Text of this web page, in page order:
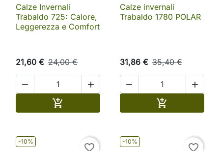
Calze Invernali
Trabaldo 725: Calore,
Leggerezza e Comfort
21,60 € 24,00 €
 

Calze invernali
Trabaldo 1780 POLAR
31,86 € 35,40 €
 

-10%
favorite_border
-10%
favorite_border